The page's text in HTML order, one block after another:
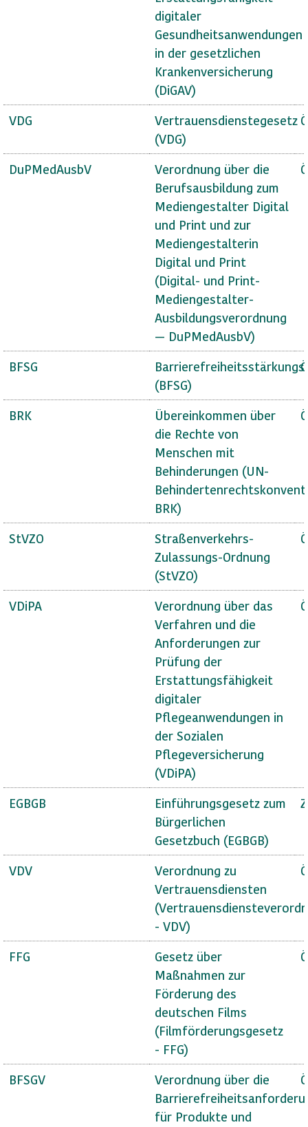
digitaler
Gesundheitsanwendungen
in der gesetzlichen
Krankenversicherung
(DiGAV)
VDG
Vertrauensdienstegesetz
(VDG)
DuPMedAusbV
Verordnung über die
Berufsausbildung zum
Mediengestalter Digital
und Print und zur
Mediengestalterin
Digital und Print
(Digital- und Print-
Mediengestalter-
Ausbildungsverordnung
— DuPMedAusbV)
BFSG
(BFSG)
BRK
Übereinkommen über
die Rechte von
Menschen mit
Behinderungen (UN-
BRK)
StVZO
Straßenverkehrs-
Zulassungs-Ordnung
(StVZO)
VDiPA
Verordnung über das
Verfahren und die
Anforderungen zur
Prüfung der
Erstattungsfähigkeit
digitaler
Pflegeanwendungen in
der Sozialen
Pflegeversicherung
(VDiPA)
EGBGB
Einführungsgesetz zum
Bürgerlichen
Gesetzbuch (EGBGB)
VDV
Verordnung zu
Vertrauensdiensten
- VDV)
FFG
Gesetz über
Maßnahmen zur
Förderung des
deutschen Films
(Filmförderungsgesetz
- FFG)
BFSGV
Verordnung über die
für Produkte und